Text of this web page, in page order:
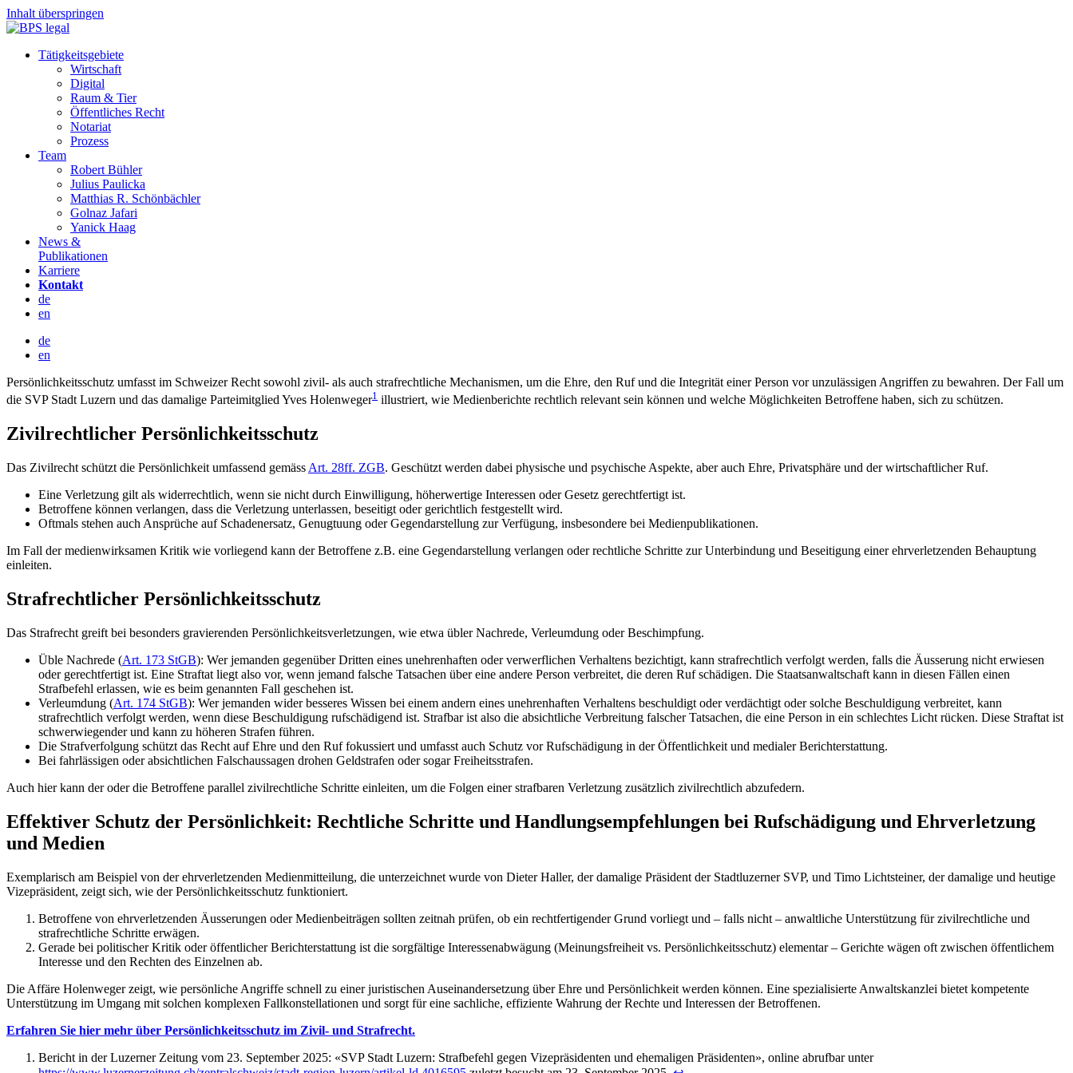
Inhalt überspringen
Tätigkeitsgebiete
Wirtschaft
Digital
Raum & Tier
Öffentliches Recht
Notariat
Prozess
Team
Robert Bühler
Julius Paulicka
Matthias R. Schönbächler
Golnaz Jafari
Yanick Haag
News &
Publikationen
Karriere
Kontakt
de
en
de
en
Persönlichkeitsschutz umfasst im Schweizer Recht sowohl zivil- als auch strafrechtliche Mechanismen, um die Ehre, den Ruf und die Integrität einer Person vor unzulässigen Angriffen zu bewahren. Der Fall um
die SVP Stadt Luzern und das damalige Parteimitglied Yves Holenweger1 illustriert, wie Medienberichte rechtlich relevant sein können und welche Möglichkeiten Betroffene haben, sich zu schützen.
Zivilrechtlicher Persönlichkeitsschutz
Das Zivilrecht schützt die Persönlichkeit umfassend gemäss Art. 28ff. ZGB. Geschützt werden dabei physische und psychische Aspekte, aber auch Ehre, Privatsphäre und der wirtschaftlicher Ruf.
Eine Verletzung gilt als widerrechtlich, wenn sie nicht durch Einwilligung, höherwertige Interessen oder Gesetz gerechtfertigt ist.
Betroffene können verlangen, dass die Verletzung unterlassen, beseitigt oder gerichtlich festgestellt wird.
Oftmals stehen auch Ansprüche auf Schadenersatz, Genugtuung oder Gegendarstellung zur Verfügung, insbesondere bei Medienpublikationen.
Im Fall der medienwirksamen Kritik wie vorliegend kann der Betroffene z.B. eine Gegendarstellung verlangen oder rechtliche Schritte zur Unterbindung und Beseitigung einer ehrverletzenden Behauptung
einleiten.
Strafrechtlicher Persönlichkeitsschutz
Das Strafrecht greift bei besonders gravierenden Persönlichkeitsverletzungen, wie etwa übler Nachrede, Verleumdung oder Beschimpfung.
Üble Nachrede (Art. 173 StGB): Wer jemanden gegenüber Dritten eines unehrenhaften oder verwerflichen Verhaltens bezichtigt, kann strafrechtlich verfolgt werden, falls die Äusserung nicht erwiesen
oder gerechtfertigt ist. Eine Straftat liegt also vor, wenn jemand falsche Tatsachen über eine andere Person verbreitet, die deren Ruf schädigen. Die Staatsanwaltschaft kann in diesen Fällen einen
Strafbefehl erlassen, wie es beim genannten Fall geschehen ist.
Verleumdung (Art. 174 StGB): Wer jemanden wider besseres Wissen bei einem andern eines unehrenhaften Verhaltens beschuldigt oder verdächtigt oder solche Beschuldigung verbreitet, kann
strafrechtlich verfolgt werden, wenn diese Beschuldigung rufschädigend ist. Strafbar ist also die absichtliche Verbreitung falscher Tatsachen, die eine Person in ein schlechtes Licht rücken. Diese Straftat ist
schwerwiegender und kann zu höheren Strafen führen.
Die Strafverfolgung schützt das Recht auf Ehre und den Ruf fokussiert und umfasst auch Schutz vor Rufschädigung in der Öffentlichkeit und medialer Berichterstattung.
Bei fahrlässigen oder absichtlichen Falschaussagen drohen Geldstrafen oder sogar Freiheitsstrafen.
Auch hier kann der oder die Betroffene parallel zivilrechtliche Schritte einleiten, um die Folgen einer strafbaren Verletzung zusätzlich zivilrechtlich abzufedern.
Effektiver Schutz der Persönlichkeit: Rechtliche Schritte und Handlungsempfehlungen bei Rufschädigung und Ehrverletzung
und Medien
Exemplarisch am Beispiel von der ehrverletzenden Medienmitteilung, die unterzeichnet wurde von Dieter Haller, der damalige Präsident der Stadtluzerner SVP, und Timo Lichtsteiner, der damalige und heutige
Vizepräsident, zeigt sich, wie der Persönlichkeitsschutz funktioniert.
Betroffene von ehrverletzenden Äusserungen oder Medienbeiträgen sollten zeitnah prüfen, ob ein rechtfertigender Grund vorliegt und – falls nicht – anwaltliche Unterstützung für zivilrechtliche und
strafrechtliche Schritte erwägen.
Gerade bei politischer Kritik oder öffentlicher Berichterstattung ist die sorgfältige Interessenabwägung (Meinungsfreiheit vs. Persönlichkeitsschutz) elementar – Gerichte wägen oft zwischen öffentlichem
Interesse und den Rechten des Einzelnen ab.
Die Affäre Holenweger zeigt, wie persönliche Angriffe schnell zu einer juristischen Auseinandersetzung über Ehre und Persönlichkeit werden können. Eine spezialisierte Anwaltskanzlei bietet kompetente
Unterstützung im Umgang mit solchen komplexen Fallkonstellationen und sorgt für eine sachliche, effiziente Wahrung der Rechte und Interessen der Betroffenen.
Erfahren Sie hier mehr über Persönlichkeitsschutz im Zivil- und Strafrecht.
Bericht in der Luzerner Zeitung vom 23. September 2025: «SVP Stadt Luzern: Strafbefehl gegen Vizepräsidenten und ehemaligen Präsidenten», online abrufbar unter